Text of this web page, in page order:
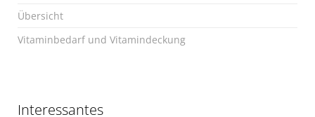
Übersicht
Vitaminbedarf und Vitamindeckung
Interessantes